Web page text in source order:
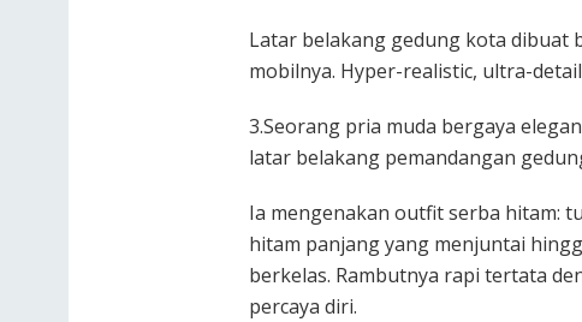
Latar belakang gedung kota dibuat
mobilnya. Hyper-realistic, ultra-
3.Seorang pria muda bergaya
latar belakang pemandangan
Ia mengenakan outfit serba hitam:
hitam panjang yang menjuntai
berkelas. Rambutnya rapi tertata
percaya diri.